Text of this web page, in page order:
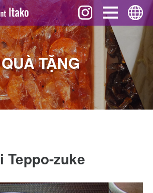
Sự kiện
Nên xem gì
Ẩm thực
Quà tặng
English
ภาษาไทย
中文 (繁體)
中文 (簡体)
QUÀ TẶNG
Teppo-zuke